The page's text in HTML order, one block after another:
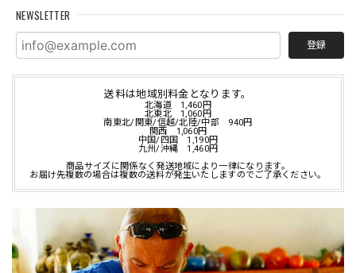
NEWSLETTER
登録
送料は地域別料金となります。
北海道 1,460円
北東北 1,060円
南東北/関東/信越/北陸/中部 940円
関西 1,060円
中国/四国 1,190円
九州/沖縄 1,460円
商品サイズに関係なく発送地域により一律になります。
お届け先複数の場合は複数の送料が発生いたしますのでご了承ください。